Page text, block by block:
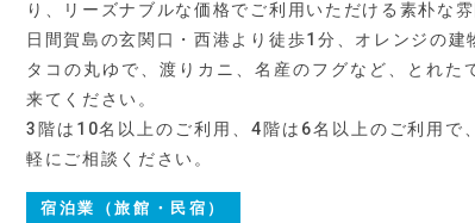
り、リーズナブルな価格でご利用いただける素朴な雰
日間賀島の玄関口・西港より徒歩1分、オレンジの建
タコの丸ゆで、渡りカニ、名産のフグなど、とれた
来てください。
3階は10名以上のご利用、4階は6名以上のご利用で
軽にご相談ください。
宿泊業（旅館・民宿）